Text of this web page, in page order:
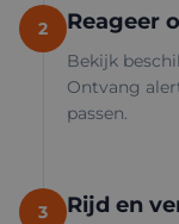
2 Reageer
Bekijk
Ontvang
passen.
3 Rijd en